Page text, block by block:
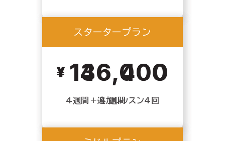
スタータープラン
136,000
4 週間
スタータープラン
146,400
4週間＋追加レッスン4回